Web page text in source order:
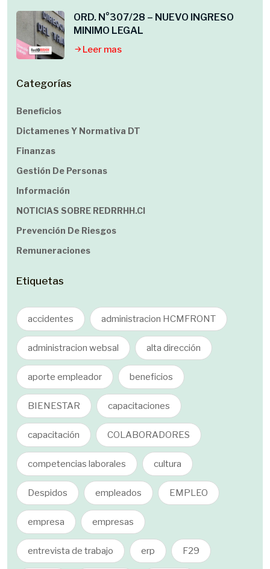
ORD. N°307/28 – NUEVO INGRESO
MINIMO LEGAL
Leer mas
Categorías
Beneficios
Dictamenes Y Normativa DT
Finanzas
Gestión De Personas
Información
NOTICIAS SOBRE REDRRHH.cl
Prevención De Riesgos
Remuneraciones
Etiquetas
accidentes administracion HCMFRONT
administracion websal alta dirección
aporte empleador beneficios
BIENESTAR capacitaciones
capacitación COLABORADORES
competencias laborales cultura
Despidos empleados EMPLEO
empresa empresas
entrevista de trabajo erp F29